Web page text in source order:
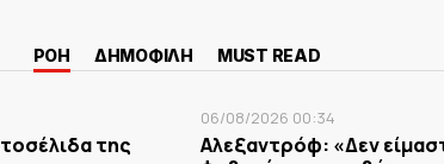
ΡΟΗ ΔΗΜΟΦΙΛΗ MUST READ
της
06/08/2026 00:34
Αλεξαντρόφ: «Δεν